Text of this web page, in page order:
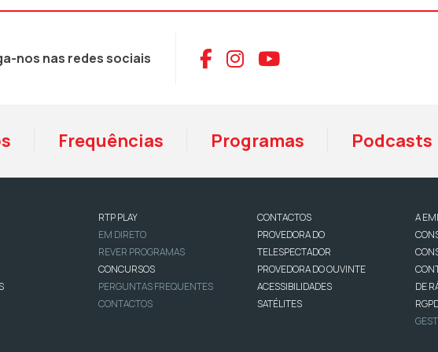
nos nas redes sociais Aceder ao Facebook da
Aceder ao Instagram
Aceder ao
Frequências Programas Podcasts
RTP PLAY
EM DIRETO
REVER PROGRAMAS
CONCURSOS
PERGUNTAS FREQUENTES
CONTACTOS
CONTACTOS
PROVEDORA DO
TELESPECTADOR
PROVEDORA DO OUVINTE
ACESSIBILIDADES
SATÉLITES
A
DE